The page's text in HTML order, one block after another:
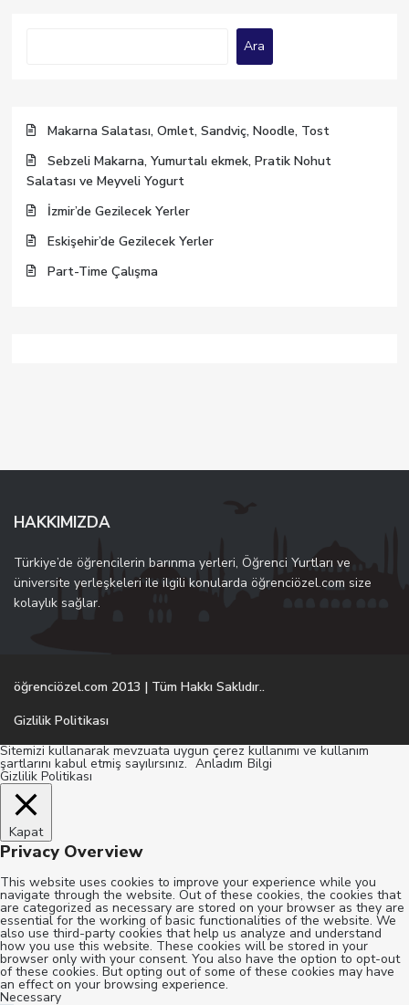
Ara
Makarna Salatası, Omlet, Sandviç, Noodle, Tost
Sebzeli Makarna, Yumurtalı ekmek, Pratik Nohut
Salatası ve Meyveli Yogurt
İzmir’de Gezilecek Yerler
Eskişehir’de Gezilecek Yerler
Part-Time Çalışma
HAKKIMIZDA
Türkiye’de öğrencilerin barınma yerleri, Öğrenci Yurtları ve
üniversite yerleşkeleri ile ilgili konularda öğrenciözel.com size
kolaylık sağlar.
öğrenciözel.com 2013 | Tüm Hakkı Saklıdır..
Gizlilik Politikası
Sitemizi kullanarak mevzuata uygun çerez kullanımı ve kullanım
şartlarını kabul etmiş sayılırsınız. Anladım Bilgi
Gizlilik Politikası
Kapat
Privacy Overview
This website uses cookies to improve your experience while you
navigate through the website. Out of these cookies, the cookies that
are categorized as necessary are stored on your browser as they are
essential for the working of basic functionalities of the website. We
also use third-party cookies that help us analyze and understand
how you use this website. These cookies will be stored in your
browser only with your consent. You also have the option to opt-out
of these cookies. But opting out of some of these cookies may have
an effect on your browsing experience.
Necessary